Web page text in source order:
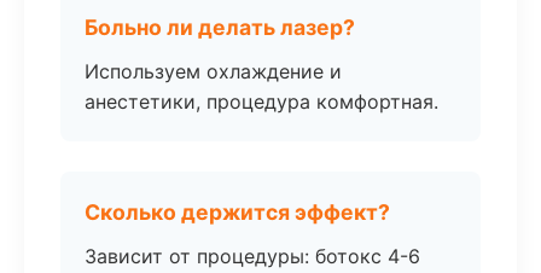
Больно ли делать лазер?
Используем охлаждение и
анестетики, процедура комфортная.
Сколько держится эффект?
Зависит от процедуры: ботокс 4-6